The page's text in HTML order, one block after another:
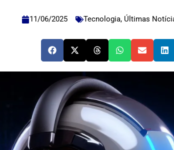
11/06/2025 Tecnologia, Últimas